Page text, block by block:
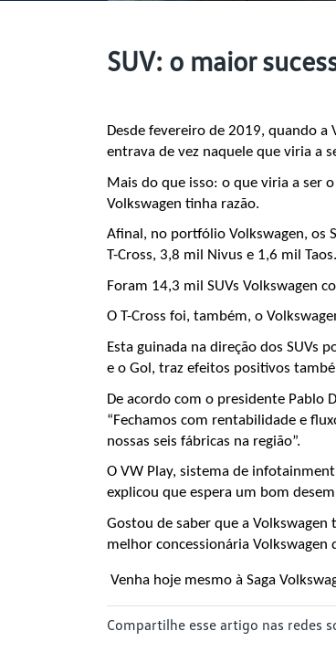
SUV: o maior
Desde fevereiro de 2019, quando
entrava de vez naquele que viria a
Mais do que isso: o que viria a ser
Volkswagen tinha razão.
Afinal, no portfólio Volkswagen, os
T-Cross, 3,8 mil Nivus e 1,6 mil Taos.
Foram 14,3 mil SUVs Volkswagen
O T-Cross foi, também, o
Esta guinada na direção dos
e o Gol, traz efeitos positivos
De acordo com o presidente Pablo
“Fechamos com rentabilidade e
nossas seis fábricas na região”.
O VW Play, sistema de
explicou que espera um bom
Gostou de saber que a
melhor concessionária Volkswagen
Venha hoje mesmo à Saga
Compartilhe esse artigo nas redes